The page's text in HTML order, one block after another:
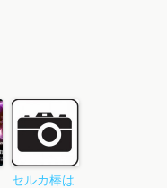
セルカ棒は